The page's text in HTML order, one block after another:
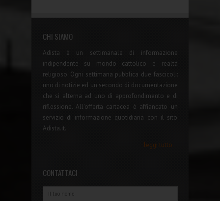
CHI SIAMO
Adista è un settimanale di informazione
indipendente su mondo cattolico e realtà
religioso. Ogni settimana pubblica due fascicoli:
uno di notizie ed un secondo di documentazione
che si alterna ad uno di approfondimento e di
riflessione. All'offerta cartacea è affiancato un
servizio di informazione quotidiana con il sito
Adista.it.
leggi tutto...
CONTATTACI